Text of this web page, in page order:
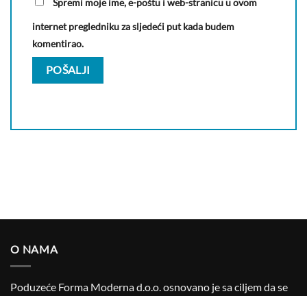
Spremi moje ime, e-poštu i web-stranicu u ovom
internet pregledniku za sljedeći put kada budem
komentirao.
O NAMA
Poduzeće Forma Moderna d.o.o. osnovano je sa ciljem da se